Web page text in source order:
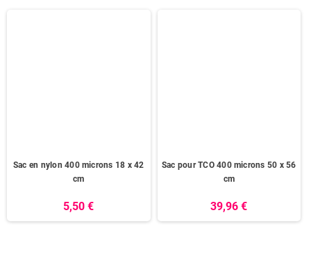
Sac en nylon 400 microns 18 x 42
cm
5,50 €
Sac pour TCO 400 microns 50 x 56
cm
39,96 €